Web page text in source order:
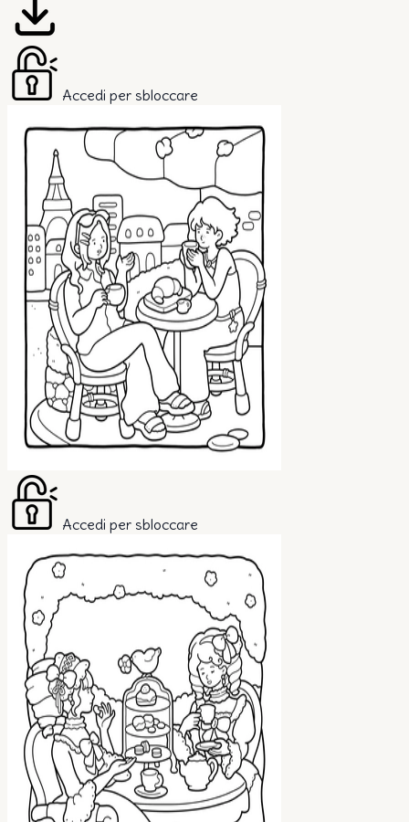
Accedi per sbloccare
Accedi per sbloccare